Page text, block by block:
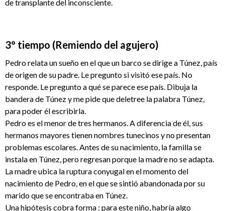
de transplante del inconsciente.
3° tiempo (Remiendo del agujero)
Pedro relata un sueño en el que un barco se dirige a Túnez, país
de origen de su padre. Le pregunto si visitó ese país. No
responde. Le pregunto a qué se parece ese país. Dibuja la
bandera de Túnez y me pide que deletree la palabra Túnez,
para poder él escribirla.
Pedro es el menor de tres hermanos. A diferencia de él, sus
hermanos mayores tienen nombres tunecinos y no presentan
problemas escolares. Antes de su nacimiento, la familla se
instala en Túnez, pero regresan porque la madre no se adapta.
La madre ubica la ruptura conyugal en el momento del
nacimiento de Pedro, en el que se sintió abandonada por su
marido que se encontraba en Túnez.
Una hipótesis cobra forma : para este niño, habría algo